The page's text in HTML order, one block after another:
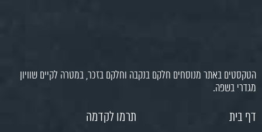
הטקסטים באתר מנוסחים חלקם בנקבה וחלקם בזכר, במטרה לקיים שוויון
מגדרי בשפה.
דף בית
תרמו לקדמה